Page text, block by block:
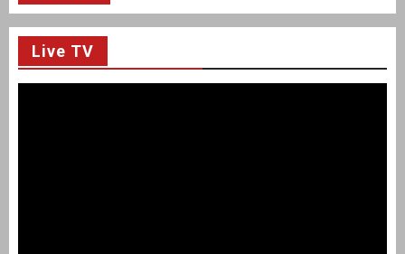
Live TV